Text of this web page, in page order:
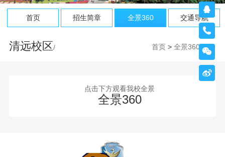
首页 招生简章 全景360 交通导航
清远校区/ 首页 >全景360
点击下方观看我校全景
全景360



